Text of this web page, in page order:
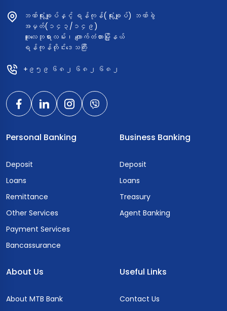
ဘဏ်ရုံးချုပ်နှင့် ရန်ကုန်(ရုံးချုပ်) ဘဏ်ခွဲ
အမှတ်(၁၄၃/၁၄၉)
ဆူးလေဘုရားလမ်း၊ ကျောက်တံတားမြို့နယ်
ရန်ကုန်တိုင်းဒေသကြီး
+၉၅၉ ၆၈၂ ၆၈၂ ၆၈၂
Personal Banking
Deposit
Loans
Remittance
Other Services
Payment Services
Bancassurance
Business Banking
Deposit
Loans
Treasury
Agent Banking
About Us
About MTB Bank
Useful Links
Contact Us